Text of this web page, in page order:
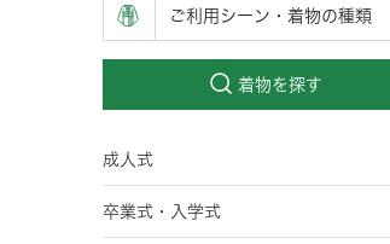
着物を探す
成人式
卒業式・入学式